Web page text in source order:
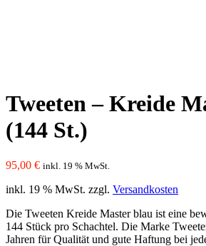
Tweeten – Kreide
(144 St.)
95,00 € inkl. 19 % MwSt.
inkl. 19 % MwSt. zzgl. Versandkosten
Die Tweeten Kreide Master blau ist eine
144 Stück pro Schachtel. Die Marke
Jahren für Qualität und gute Haftung bei